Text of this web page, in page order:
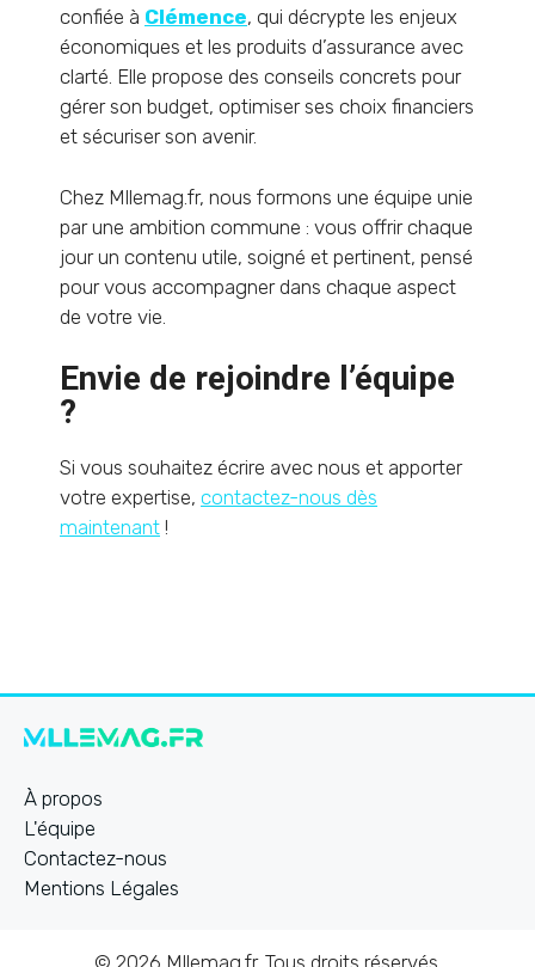
confiée à Clémence, qui décrypte les enjeux
économiques et les produits d’assurance avec
clarté. Elle propose des conseils concrets pour
gérer son budget, optimiser ses choix financiers
et sécuriser son avenir.
Chez Mllemag.fr, nous formons une équipe unie
par une ambition commune : vous offrir chaque
jour un contenu utile, soigné et pertinent, pensé
pour vous accompagner dans chaque aspect
de votre vie.
Envie de rejoindre l’équipe
?
Si vous souhaitez écrire avec nous et apporter
votre expertise, contactez-nous dès
maintenant !
À propos
L'équipe
Contactez-nous
Mentions Légales
© 2026 Mllemag.fr. Tous droits réservés.